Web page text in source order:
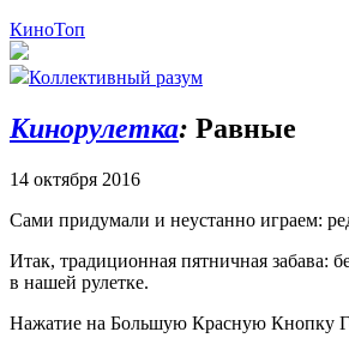
КиноТоп
Коллективный разум
Кинорулетка: Равные
14 октября 2016
Сами придумали и неустанно играем:
Итак, традиционная пятничная
в нашей рулетке.
Нажатие на Большую Красную Кнопку